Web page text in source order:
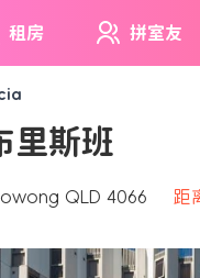
租房 拼室友
斯班
QLD 4066 距